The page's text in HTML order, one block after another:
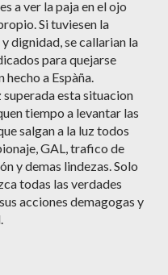
a ver la paja en el ojo
Si tuviesen la
dignidad, se callarian la
para quejarse
hecho a Espàña.
superada esta situacion
tiempo a levantar las
salgan a la luz todos
GAL, trafico de
y demas lindezas. Solo
todas las verdades
acciones demagogas y